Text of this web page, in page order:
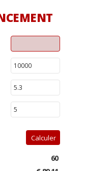
Calculer
60